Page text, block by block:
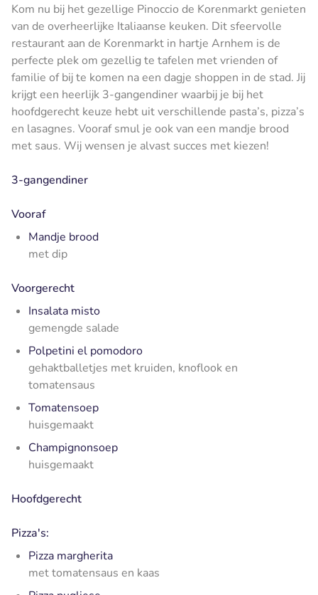
Kom nu bij het gezellige Pinoccio de Korenmarkt genieten
van de overheerlijke Italiaanse keuken. Dit sfeervolle
restaurant aan de Korenmarkt in hartje Arnhem is de
perfecte plek om gezellig te tafelen met vrienden of
familie of bij te komen na een dagje shoppen in de stad. Jij
krijgt een heerlijk 3-gangendiner waarbij je bij het
hoofdgerecht keuze hebt uit verschillende pasta’s, pizza’s
en lasagnes. Vooraf smul je ook van een mandje brood
met saus. Wij wensen je alvast succes met kiezen!
3-gangendiner
Vooraf
Mandje brood
met dip
Voorgerecht
Insalata misto
gemengde salade
Polpetini el pomodoro
gehaktballetjes met kruiden, knoflook en
tomatensaus
Tomatensoep
huisgemaakt
Champignonsoep
huisgemaakt
Hoofdgerecht
Pizza's:
Pizza margherita
met tomatensaus en kaas